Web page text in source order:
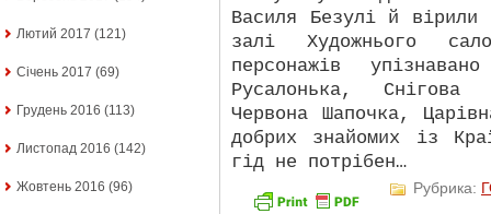
Лютий 2017 (121)
Січень 2017 (69)
Грудень 2016 (113)
Листопад 2016 (142)
Жовтень 2016 (96)
Василя Безулі й
залі Художнього
персонажів
Русалонька,
Червона Шапочка,
добрих знайомих із
гід не потрібен…
Рубрика: